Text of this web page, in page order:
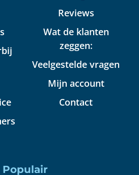
Reviews
Wat de klanten
zeggen:
Veelgestelde vragen
Mijn account
Contact
Populair